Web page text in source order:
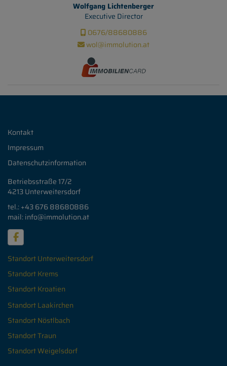
Wolfgang Lichtenberger
Executive Director
0676/88680886
wol@immolution.at
Kontakt
Impressum
Datenschutzinformation
Betriebsstraße 17/2
4213 Unterweitersdorf
tel.: +43 67688680886
mail: info@immolution.at
Standort Unterweitersdorf
Standort Krems
Standort Kroatien
Standort Laakirchen
Standort Nöstlbach
Standort Traun
Standort Weigelsdorf